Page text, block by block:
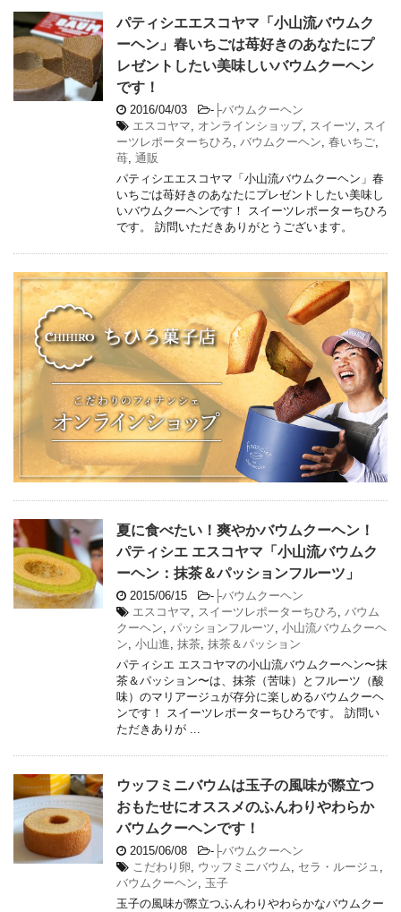
パティシエエスコヤマ「小山流バウムク
ーヘン」春いちごは苺好きのあなたにプ
レゼントしたい美味しいバウムクーヘン
です！
2016/04/03 - ├バウムクーヘン
エスコヤマ
オンラインショップ, スイーツ
スイ
ーツレポーターちひろ
バウムクーヘン 春いちご
苺 通販
パティシエエスコヤマ「小山流バウムクーヘン」春
いちごは苺好きのあなたにプレゼントしたい美味し
いバウムクーヘンです！ スイーツレポーターちひろ
です。 訪問いただきありがとうございます。
夏に食べたい！爽やかバウムクーヘン！
パティシエ エスコヤマ「小山流バウムク
ーヘン：抹茶＆パッションフルーツ」
2015/06/15 - ├バウムクーヘン
エスコヤマ, スイーツレポーターちひろ , バウム
クーヘン, パッションフルーツ, 小山流バウムクーヘ
ン, 小山進, 抹茶, 抹茶＆パッション
パティシエ エスコヤマの小山流バウムクーヘン〜抹
茶＆パッション〜は、抹茶（苦味）とフルーツ（酸
味）のマリアージュが存分に楽しめるバウムクーヘ
ンです！ スイーツレポーターちひろです。 訪問い
ただきありが ...
ウッフミニバウムは玉子の風味が際立つ
おもたせにオススメのふんわりやわらか
バウムクーヘンです！
2015/06/08 - ├バウムクーヘン
こだわり卵, ウッフミニバウム, セラ・ルージュ ,
バウムクーヘン, 玉子
玉子の風味が際立つふんわりやわらかなバウムクー